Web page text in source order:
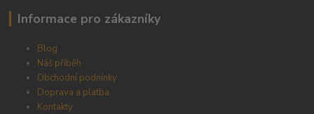
Informace pro zákazníky
Blog
Náš příběh
Obchodní podnínky
Doprava a platba
Kontakty